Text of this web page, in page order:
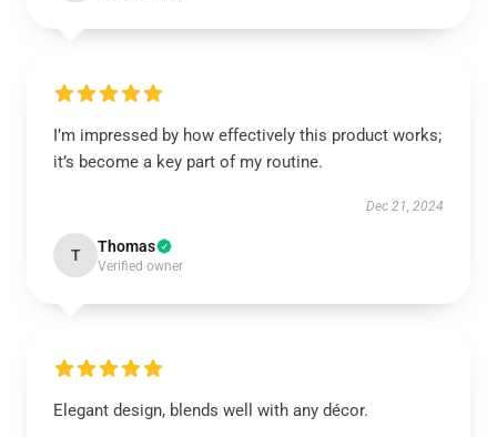
I’m impressed by how effectively this product works;
it’s become a key part of my routine.
Dec 21, 2024
T Thomas
Verified owner
Elegant design, blends well with any décor.